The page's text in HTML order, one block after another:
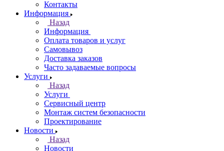
Контакты
Информация
Назад
Информация
Оплата товаров и услуг
Самовывоз
Доставка заказов
Часто задаваемые вопросы
Услуги
Назад
Услуги
Сервисный центр
Монтаж систем безопасности
Проектирование
Новости
Назад
Новости